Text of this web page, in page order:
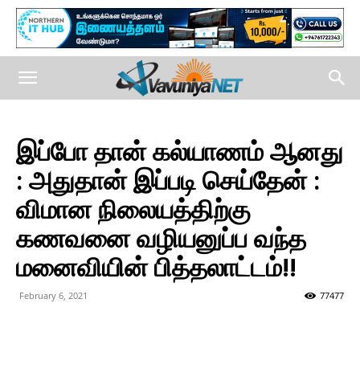
இப்போ தான் கல்யாணம் ஆனது
: அதுதான் இப்படி செய்தேன் :
விமான நிலையத்திற்கு
கணவனை வழியனுப்ப வந்த
மனைவியின் பித்தலாட்டம்!!
February 6, 2021 77477